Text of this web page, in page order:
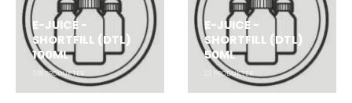
E-JUICE -
SHORTFILL (DTL)
100ML
PRODUKTER
E-JUICE -
SHORTFILL (DTL)
50ML
PRODUKTER